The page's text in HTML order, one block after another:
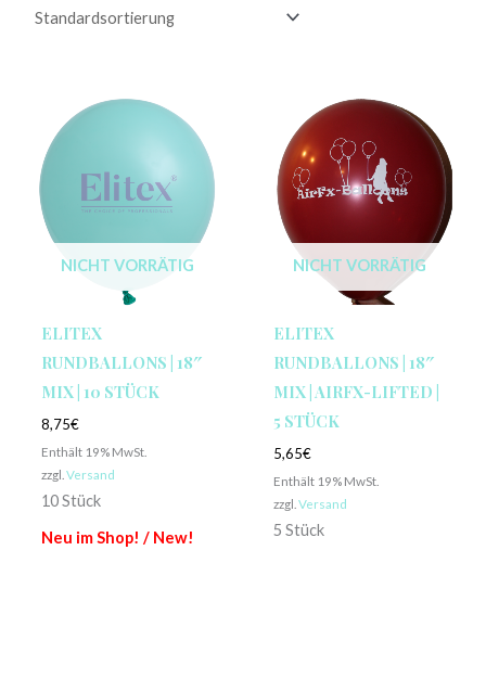
NICHT VORRÄTIG
ELITEX
RUNDBALLONS | 18″
MIX | 10 STÜCK
8,75€
Enthält 19% MwSt.
zzgl. Versand
10 Stück
Neu im Shop! / New!
NICHT VORRÄTIG
ELITEX
RUNDBALLONS | 18″
MIX | AIRFX-LIFTED |
5 STÜCK
5,65€
Enthält 19% MwSt.
zzgl. Versand
5 Stück